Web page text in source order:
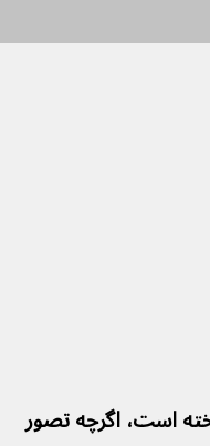
است، اگرچه تصور